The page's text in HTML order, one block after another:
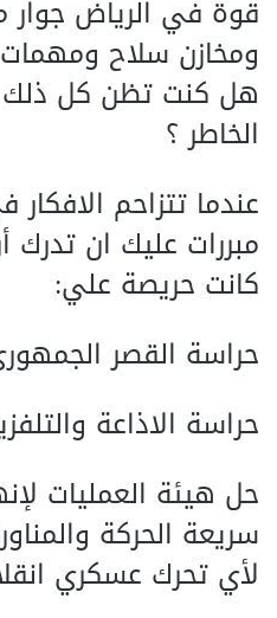
قوة في الرياض جوار
ومخازن سلاح
هل كنت تظن كل ذلك
الخاطر ؟
عندما تتزاحم
مبررات عليك ان تدرك
كانت حريصة علي:
حراسة القصر
حراسة الاذاعة
حل هيئة العمليات
سريعة الحركة
لأي تحرك عسكري